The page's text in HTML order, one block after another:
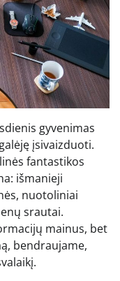
gyvenimas
įsivaizduoti.
fantastikos
išmanieji
nuotoliniai
srautai.
mainus, bet
bendraujame,